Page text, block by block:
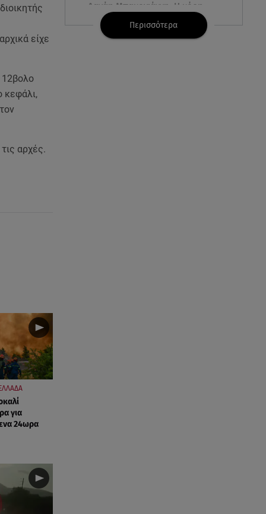
Δανάη Μπακογιάννη: Η κόρη
του Κώστα Μπακογιάννη έκανε
πανελλήνιο ρεκόρ
Περισσότερα
είχε
12βολο
κεφάλι,
αρχές.
για
24ωρα